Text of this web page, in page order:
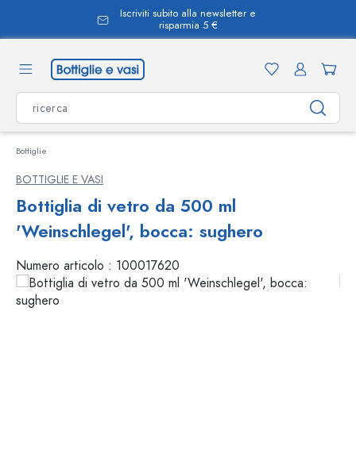
Iscriviti subito alla newsletter e
risparmia 5 €
Bottiglie
BOTTIGLIE E VASI
Bottiglia di vetro da 500 ml
'Weinschlegel', bocca: sughero
Numero articolo : 100017620